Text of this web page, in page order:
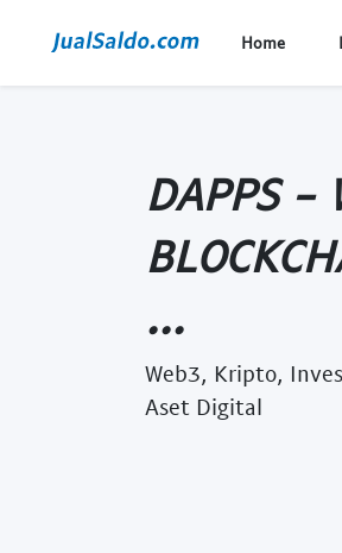
Home
DAPPS -
...
Web3, Kripto,
Aset Digital